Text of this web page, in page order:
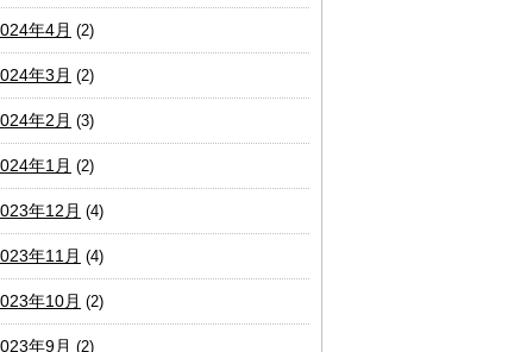
年4月 (2)
年3月 (2)
年2月 (3)
年1月 (2)
年12月 (4)
年11月 (4)
年10月 (2)
年9月 (2)